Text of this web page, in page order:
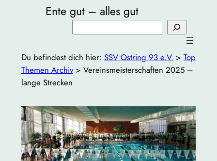
Ente gut – alles gut
Du befindest dich hier: SSV Ostring 93 e.V. > Top
Themen Archiv> Vereinsmeisterschaften 2025 –
lange Strecken